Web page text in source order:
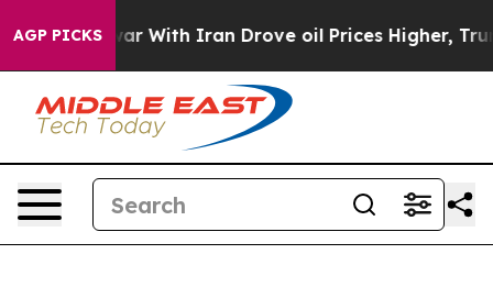
AGP PICKS
As war With Iran Drove oil Prices Higher, Trump